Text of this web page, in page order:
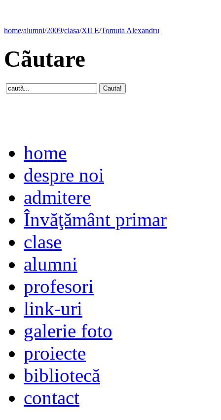
home/alumni/2009/clasa/XII E/Tomuta Alexandru
Cãutare
home
despre noi
admitere
Învăţământ primar
clase
alumni
profesori
link-uri
galerie foto
proiecte
bibliotecă
contact